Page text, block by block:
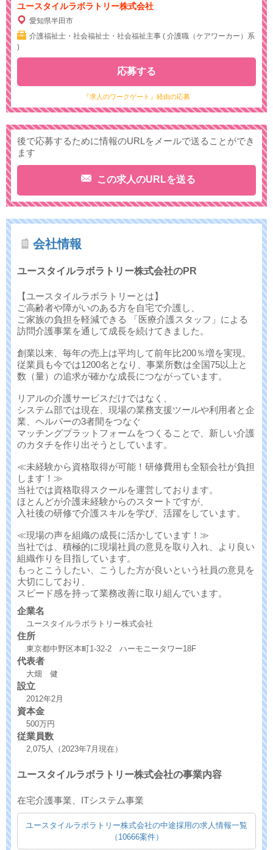
ユースタイルラボラトリー株式会社
愛知県半田市
介護福祉士・社会福祉士・社会福祉主事 ( 介護職（ケアワーカー）系
)
『求人のワークゲート』経由の応募
応募する
後で応募するために情報のURLをメールで送ることができ
ます
この求人のURLを送る
会社情報
ユースタイルラボラトリー株式会社のPR
【ユースタイルラボラトリーとは】
ご高齢者や障がいのある方を自宅で介護し、
ご家族の負担を軽減できる 「医療介護スタッフ」による
訪問介護事業を通して成長を続けてきました。
創業以来、毎年の売上は平均して前年比200％増を実現。
従業員も今では1200名となり、事業所数は全国75以上と
数（量）の追求が確かな成長につながっています。
リアルの介護サービスだけではなく、
システム部では現在、現場の業務支援ツールや利用者と企
業、ヘルパーの3者間をつなぐ
マッチングプラットフォームをつくることで、新しい介護
のカタチを作り出そうとしています。
≪未経験から資格取得が可能！研修費用も全額会社が負担
します！≫
当社では資格取得スクールを運営しております。
ほとんどが介護未経験からのスタートですが、
入社後の研修で介護スキルを学び、活躍をしています。
≪現場の声を組織の成長に活かしています！≫
当社では、積極的に現場社員の意見を取り入れ、より良い
組織作りを目指しています。
もっとこうしたい、こうした方が良いという社員の意見を
大切にしており、
スピード感を持って業務改善に取り組んでいます。
企業名
ユースタイルラボラトリー株式会社
住所
東京都中野区本町1-32-2 ハーモニータワー18F
代表者
大畑 健
設立
2012年2月
資本金
500万円
従業員数
2,075人（2023年7月現在）
ユースタイルラボラトリー株式会社の事業内容
在宅介護事業、ITシステム事業
ユースタイルラボラトリー株式会社の中途採用の求人情報一覧
（10666案件）